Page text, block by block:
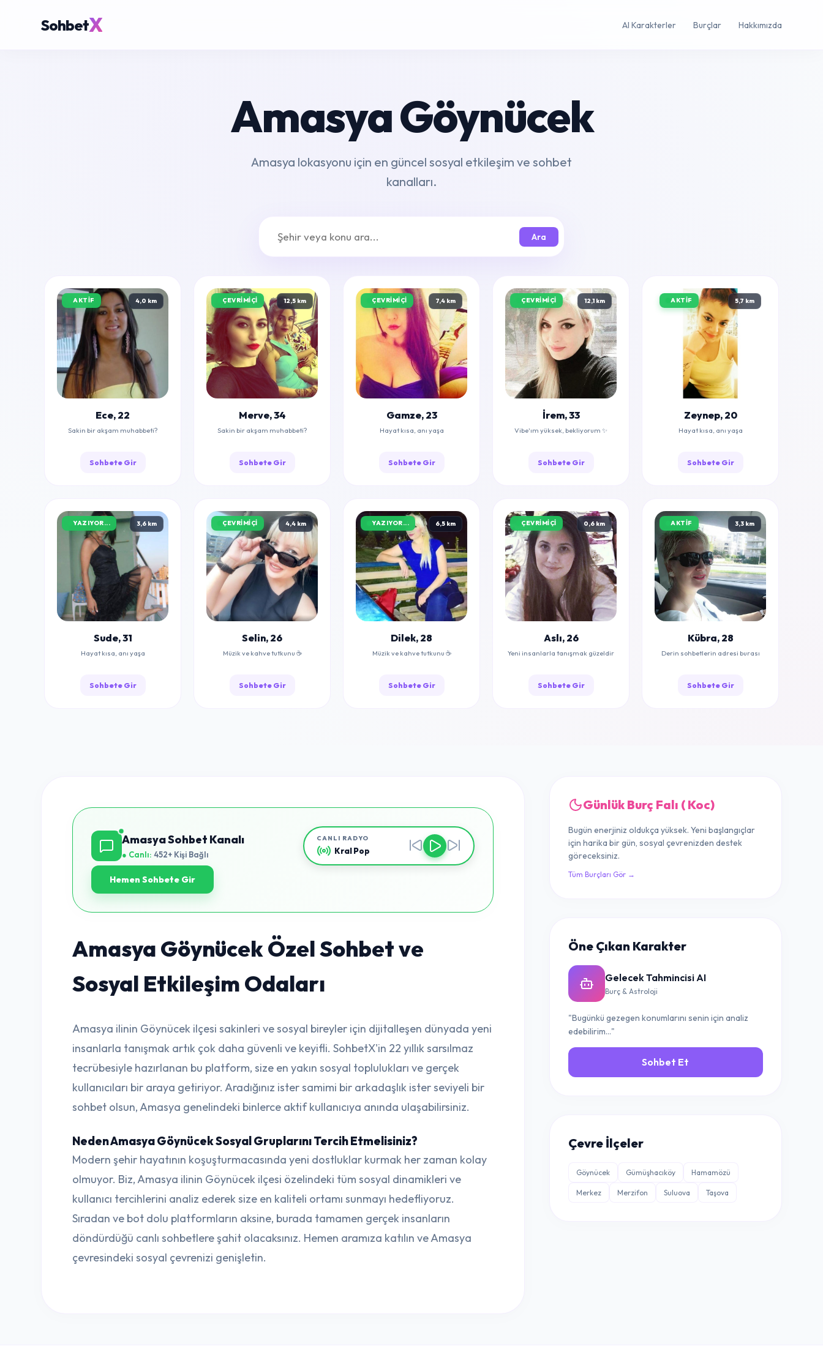
SohbetX AI Karakterler Burçlar Hakkımızda
Amasya Göynücek
Amasya lokasyonu için en güncel sosyal etkileşim ve sohbet
kanalları.
Ara
AKTIF 4,0 km
Ece, 22
Sakin bir akşam muhabbeti?
Sohbete Gir
ÇEVRIMIÇI 12,5 km
Merve, 34
Sakin bir akşam muhabbeti?
Sohbete Gir
ÇEVRIMIÇI 7,4 km
Gamze, 23
Hayat kısa, anı yaşa
Sohbete Gir
ÇEVRIMIÇI 12,1 km
İrem, 33
Vibe'ım yüksek, bekliyorum ✨
Sohbete Gir
AKTIF 5,7 km
Zeynep, 20
Hayat kısa, anı yaşa
Sohbete Gir
YAZIYOR... 3,6 km
Sude, 31
Hayat kısa, anı yaşa
Sohbete Gir
ÇEVRIMIÇI 4,4 km
Selin, 26
Müzik ve kahve tutkunu ☕
Sohbete Gir
YAZIYOR... 6,5 km
Dilek, 28
Müzik ve kahve tutkunu ☕
Sohbete Gir
ÇEVRIMIÇI 0,6 km
Aslı, 26
Yeni insanlarla tanışmak güzeldir
Sohbete Gir
AKTIF 3,3 km
Kübra, 28
Derin sohbetlerin adresi burası
Sohbete Gir
Amasya Sohbet Kanalı
● Canlı: 452+ Kişi Bağlı
CANLI RADYO
Kral Pop
Hemen Sohbete Gir
Amasya Göynücek Özel Sohbet ve
Sosyal Etkileşim Odaları
Amasya ilinin Göynücek ilçesi sakinleri ve sosyal bireyler için dijitalleşen dünyada yeni
insanlarla tanışmak artık çok daha güvenli ve keyifli. SohbetX'in 22 yıllık sarsılmaz
tecrübesiyle hazırlanan bu platform, size en yakın sosyal toplulukları ve gerçek
kullanıcıları bir araya getiriyor. Aradığınız ister samimi bir arkadaşlık ister seviyeli bir
sohbet olsun, Amasya genelindeki binlerce aktif kullanıcıya anında ulaşabilirsiniz.
Neden Amasya Göynücek Sosyal Gruplarını Tercih Etmelisiniz?
Modern şehir hayatının koşuşturmacasında yeni dostluklar kurmak her zaman kolay
olmuyor. Biz, Amasya ilinin Göynücek ilçesi özelindeki tüm sosyal dinamikleri ve
kullanıcı tercihlerini analiz ederek size en kaliteli ortamı sunmayı hedefliyoruz.
Sıradan ve bot dolu platformların aksine, burada tamamen gerçek insanların
döndürdüğü canlı sohbetlere şahit olacaksınız. Hemen aramıza katılın ve Amasya
çevresindeki sosyal çevrenizi genişletin.
Günlük Burç Falı ( Koc)
Bugün enerjiniz oldukça yüksek. Yeni başlangıçlar
için harika bir gün, sosyal çevrenizden destek
göreceksiniz.
Tüm Burçları Gör →
Öne Çıkan Karakter
Gelecek Tahmincisi AI
Burç & Astroloji
"Bugünkü gezegen konumlarını senin için analiz
edebilirim..."
Sohbet Et
Çevre İlçeler
Göynücek Gümüşhacıköy Hamamözü
Merkez Merzifon Suluova Taşova